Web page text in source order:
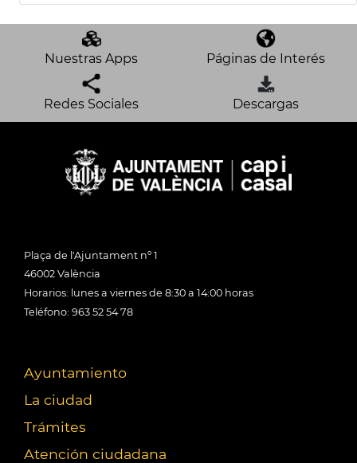
Nuestras Apps Páginas de Interés
Redes Sociales Descargas
Plaça de l'Ajuntament nº 1
46002 València
Horarios: lunes a viernes de 8:30 a 14:00 horas
Teléfono: 963 52 54 78
Ayuntamiento
La ciudad
Trámites
Atención ciudadana